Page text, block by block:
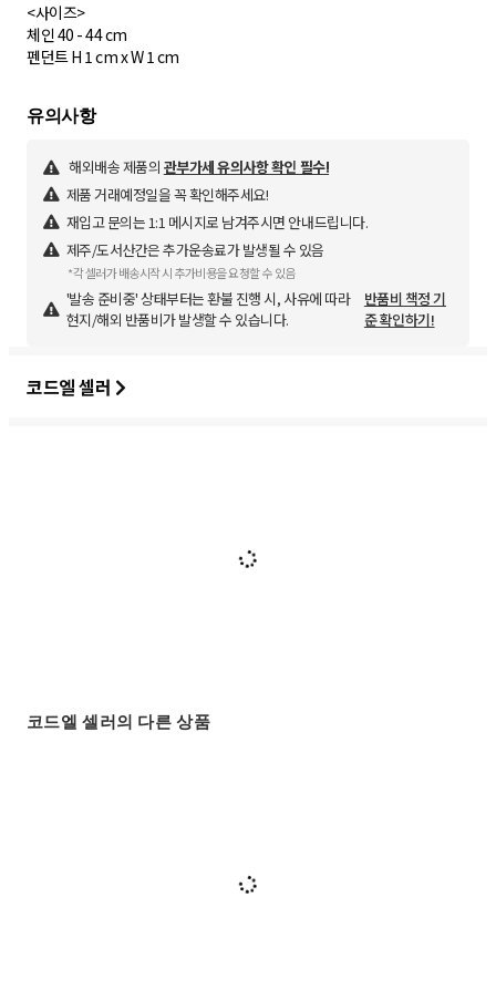
<사이즈>
체인 40 - 44 cm
펜던트 H 1 cm x W 1 cm
유의사항
해외배송 제품의 관부가세 유의사항 확인 필수!
제품 거래예정일을 꼭 확인해주세요!
재입고 문의는 1:1 메시지로 남겨주시면 안내드립니다.
제주/도서산간은 추가운송료가 발생될 수 있음
*각 셀러가 배송시작 시 추가비용을 요청할 수 있음
'발송 준비중' 상태부터는 환불 진행 시, 사유에 따라
현지/해외 반품비가 발생할 수 있습니다.
반품비 책정 기
준 확인하기!
코드엘 셀러
코드엘 셀러의 다른 상품